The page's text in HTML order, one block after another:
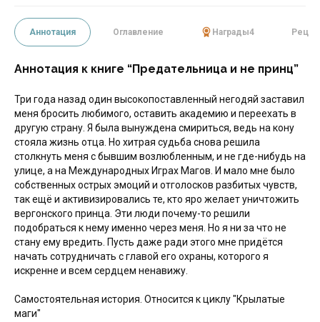
Аннотация Оглавление Награды4
Аннотация к книге “Предательница и не принц”
Три года назад один высокопоставленный негодяй заставил
меня бросить любимого, оставить академию и переехать в
другую страну. Я была вынуждена смириться, ведь на кону
стояла жизнь отца. Но хитрая судьба снова решила
столкнуть меня с бывшим возлюбленным, и не где-нибудь на
улице, а на Международных Играх Магов. И мало мне было
собственных острых эмоций и отголосков разбитых чувств,
так ещё и активизировались те, кто яро желает уничтожить
вергонского принца. Эти люди почему-то решили
подобраться к нему именно через меня. Но я ни за что не
стану ему вредить. Пусть даже ради этого мне придётся
начать сотрудничать с главой его охраны, которого я
искренне и всем сердцем ненавижу.
Самостоятельная история. Относится к циклу "Крылатые
маги"